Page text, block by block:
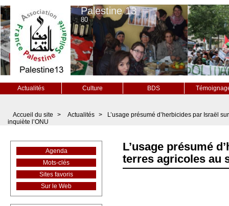
Palestine 13
80
Actualités Culture BDS
Accueil du site > Actualités >
L’usage présumé d’herbicides par Israël
inquiète l’ONU
L’usage présumé
terres agricoles au
Agenda
Mots-clés
Sites favoris
Sur le Web